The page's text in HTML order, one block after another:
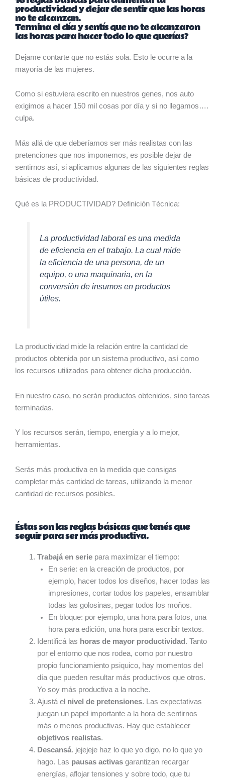
productividad y dejar de sentir que las horas
no te alcanzan.
Termina el día y sentís que no te alcanzaron
las horas para hacer todo lo que querías?
Dejame contarte que no estás sola. Esto le ocurre a la
mayoría de las mujeres.
Como si estuviera escrito en nuestros genes, nos auto
exigimos a hacer 150 mil cosas por día y si no llegamos….
culpa.
Más allá de que deberíamos ser más realistas con las
pretenciones que nos imponemos, es posible dejar de
sentirnos así, si aplicamos algunas de las siguientes reglas
básicas de productividad.
Qué es la PRODUCTIVIDAD? Definición Técnica:
La productividad laboral es una medida
de eficiencia en el trabajo. La cual mide
la eficiencia de una persona, de un
equipo, o una maquinaria, en la
conversión de insumos en productos
útiles.
La productividad mide la relación entre la cantidad de
productos obtenida por un sistema productivo, así como
los recursos utilizados para obtener dicha producción.
En nuestro caso, no serán productos obtenidos, sino tareas
terminadas.
Y los recursos serán, tiempo, energía y a lo mejor,
herramientas.
Serás más productiva en la medida que consigas
completar más cantidad de tareas, utilizando la menor
cantidad de recursos posibles.
Éstas son las reglas básicas que tenés que
seguir para ser más productiva.
Trabajá en seriepara maximizar el tiempo:
En serie: en la creación de productos, por
ejemplo, hacer todos los diseños, hacer todas las
impresiones, cortar todos los papeles, ensamblar
todas las golosinas, pegar todos los moños.
En bloque: por ejemplo, una hora para fotos, una
hora para edición, una hora para escribir textos.
Identificá las horas de mayor productividad. Tanto
por el entorno que nos rodea, como por nuestro
propio funcionamiento psiquico, hay momentos del
día que pueden resultar más productivos que otros.
Yo soy más productiva a la noche.
Ajustá el nivel de pretensiones. Las expectativas
juegan un papel importante a la hora de sentirnos
más o menos productivas. Hay que establecer
objetivos realistas.
Descansá. jejejeje haz lo que yo digo, no lo que yo
hago. Las pausas activasgarantizan recargar
energías, aflojar tensiones y sobre todo, que tu